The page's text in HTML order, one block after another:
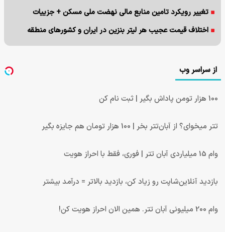
تغییر رویکرد تامین منابع مالی نهضت ملی مسکن + جزییات
اختلاف قیمت عجیب هر لیتر بنزین در ایران و کشورهای منطقه
از سراسر وب
100 هزار تومن پاداش بگیر | ثبت نام کن
تتر میخوای؟ از آبان‌تتر بخر | 100 هزار تومان هم جایزه بگیر
وام 15 میلیاردی آبان تتر | فوری، فقط با احراز هویت
بازدید آنلاین‌شاپت رو زیاد کن، بازدید بالاتر = درآمد بیشتر
وام 200 میلیونی آبان تتر. همین الان احراز هویت کن!